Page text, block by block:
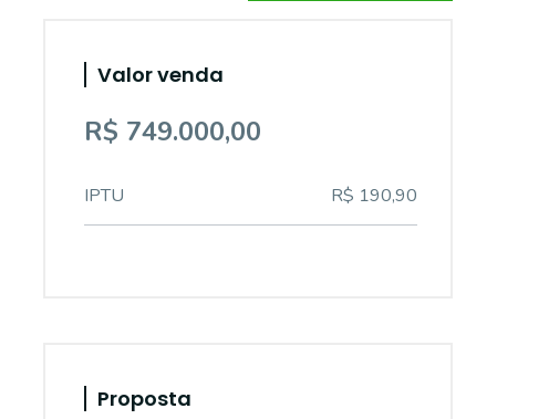
Valor venda
R$ 749.000,00
IPTU R$ 190,90
Proposta